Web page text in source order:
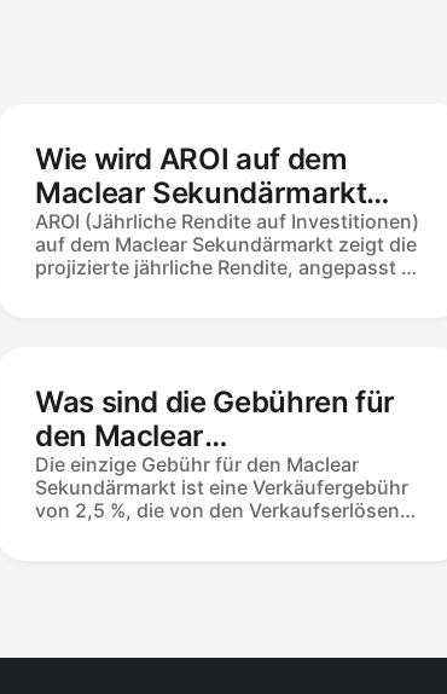
Wie wird AROI auf dem
Maclear Sekundärmarkt
berechnet?
AROI (Jährliche Rendite auf Investitionen)
auf dem Maclear Sekundärmarkt zeigt die
projizierte jährliche Rendite, angepasst an
— ändert sich AROI mit dem Listenpreis.
Ein Rabatt erhöht AROI über den
ursprünglichen APR; eine Prämie senkt
ihn.
Was sind die Gebühren für
den Maclear
Sekundärmarkt?
Die einzige Gebühr für den Maclear
Sekundärmarkt ist eine Verkäufergebühr
von 2,5 %, die von den Verkaufserlösen